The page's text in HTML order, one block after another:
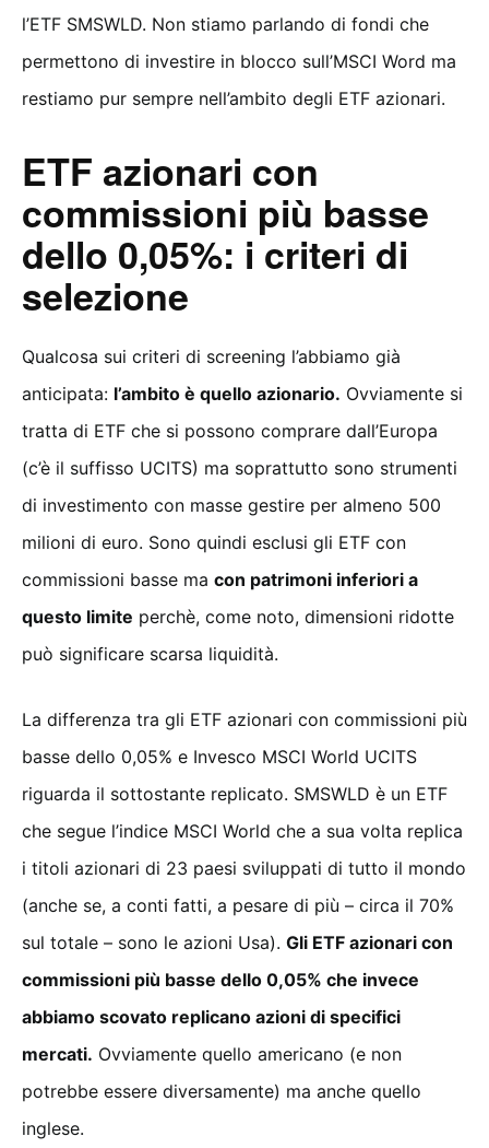
l’ETF SMSWLD. Non stiamo parlando di fondi che
permettono di investire in blocco sull’MSCI Word ma
restiamo pur sempre nell’ambito degli ETF azionari.
ETF azionari con
commissioni più basse
dello 0,05%: i criteri di
selezione
Qualcosa sui criteri di screening l’abbiamo già
anticipata: l’ambito è quello azionario. Ovviamente si
tratta di ETF che si possono comprare dall’Europa
(c’è il suffisso UCITS) ma soprattutto sono strumenti
di investimento con masse gestire per almeno 500
milioni di euro. Sono quindi esclusi gli ETF con
commissioni basse ma con patrimoni inferiori a
questo limite perchè, come noto, dimensioni ridotte
può significare scarsa liquidità.
La differenza tra gli ETF azionari con commissioni più
basse dello 0,05% e Invesco MSCI World UCITS
riguarda il sottostante replicato. SMSWLD è un ETF
che segue l’indice MSCI World che a sua volta replica
i titoli azionari di 23 paesi sviluppati di tutto il mondo
(anche se, a conti fatti, a pesare di più – circa il 70%
sul totale – sono le azioni Usa). Gli ETF azionari con
commissioni più basse dello 0,05% che invece
abbiamo scovato replicano azioni di specifici
mercati. Ovviamente quello americano (e non
potrebbe essere diversamente) ma anche quello
inglese.